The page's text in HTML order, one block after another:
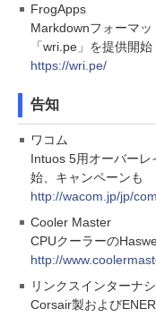
FrogApps
Markdownフォーマ
「wri.pe」を提供開始
https://wri.pe/
告知
ワコム
Intuos 5用オーバーレ
始、キャンペーンも
http://wacom.jp/jp/
Cooler Master
CPUクーラーの
http://
リンクスインターナ
Corsair製および